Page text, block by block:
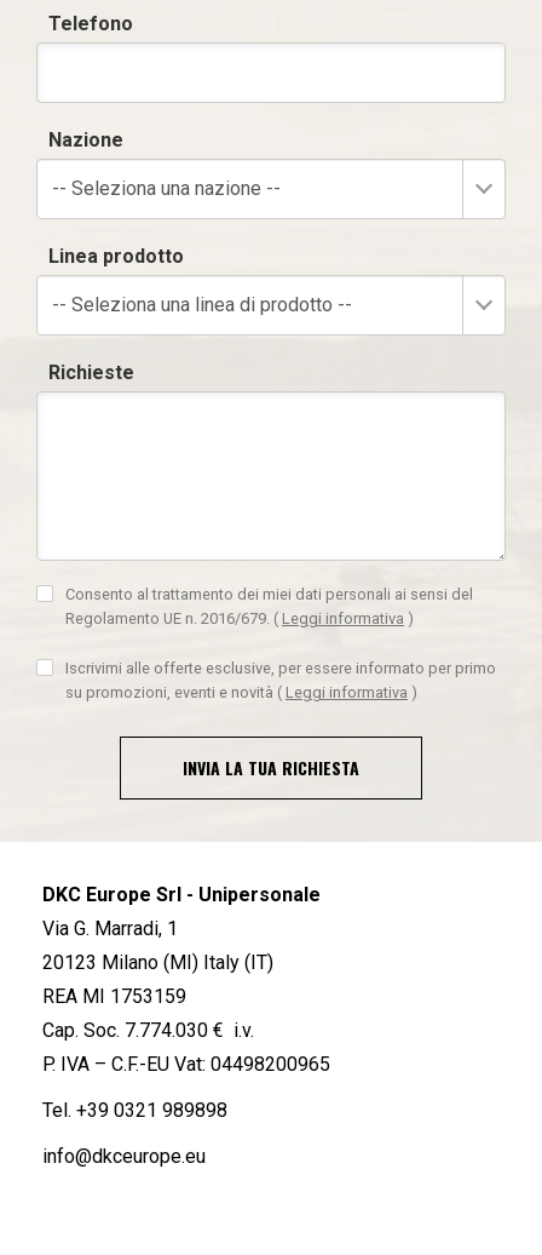
Telefono
Nazione
-- Seleziona una nazione --
Linea prodotto
-- Seleziona una linea di prodotto --
Richieste
Consento al trattamento dei miei dati personali ai sensi del
Regolamento UE n. 2016/679. ( Leggi informativa )
Iscrivimi alle offerte esclusive, per essere informato per primo
su promozioni, eventi e novità ( Leggi informativa )
INVIA LA TUA RICHIESTA
DKC Europe Srl - Unipersonale
Via G. Marradi, 1
20123 Milano (MI) Italy (IT)
REA MI 1753159
Cap. Soc. 7.774.030 € i.v.
P. IVA – C.F.-EU Vat: 04498200965
Tel. +39 0321 989898
info@dkceurope.eu